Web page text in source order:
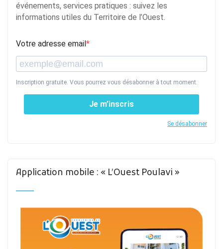
événements, services pratiques : suivez les
informations utiles du Territoire de l’Ouest.
Votre adresse email
Inscription gratuite. Vous pourrez vous désabonner à tout moment.
Je m’inscris
Se désabonner
Application mobile : « L’Ouest Poulavi »